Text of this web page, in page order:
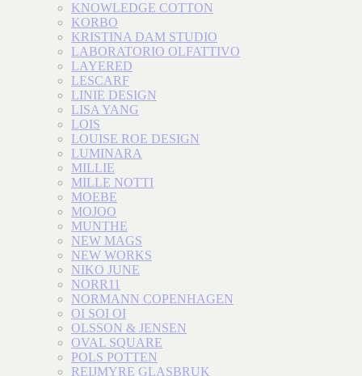
KNOWLEDGE COTTON
KORBO
KRISTINA DAM STUDIO
LABORATORIO OLFATTIVO
LAYERED
LESCARF
LINIE DESIGN
LISA YANG
LOIS
LOUISE ROE DESIGN
LUMINARA
MILLIE
MILLE NOTTI
MOEBE
MOJOO
MUNTHE
NEW MAGS
NEW WORKS
NIKO JUNE
NORR11
NORMANN COPENHAGEN
OI SOI OI
OLSSON & JENSEN
OVAL SQUARE
POLS POTTEN
REIJMYRE GLASBRUK